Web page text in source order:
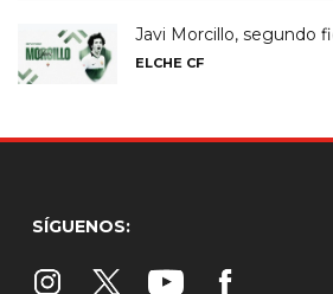
Javi Morcillo, segundo
ELCHE CF
SÍGUENOS: